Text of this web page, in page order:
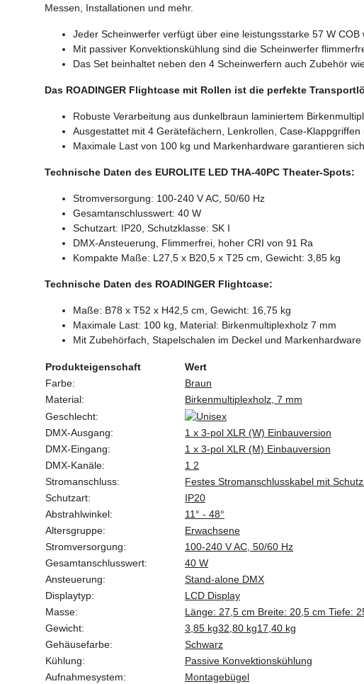
Messen, Installationen und mehr.
Jeder Scheinwerfer verfügt über eine leistungsstarke 57 W
Mit passiver Konvektionskühlung sind die Scheinwerfer
Das Set beinhaltet neben den 4 Scheinwerfern auch Zubehör
Das ROADINGER Flightcase mit Rollen ist die perfekte
Robuste Verarbeitung aus dunkelbraun laminiertem
Ausgestattet mit 4 Gerätefächern, Lenkrollen, Case-
Maximale Last von 100 kg und Markenhardware garantieren
Technische Daten des EUROLITE LED THA-40PC Theater-Spots:
Stromversorgung: 100-240 V AC, 50/60 Hz
Gesamtanschlusswert: 40 W
Schutzart: IP20, Schutzklasse: SK I
DMX-Ansteuerung, Flimmerfrei, hoher CRI von 91 Ra
Kompakte Maße: L27,5 x B20,5 x T25 cm, Gewicht: 3,85 kg
Technische Daten des ROADINGER Flightcase:
Maße: B78 x T52 x H42,5 cm, Gewicht: 16,75 kg
Maximale Last: 100 kg, Material: Birkenmultiplexholz 7 mm
Mit Zubehörfach, Stapelschalen im Deckel und Markenhardware
Produkteigenschaft
Wert
Farbe:
Braun
Material:
Birkenmultiplexholz, 7 mm
Geschlecht:
DMX-Ausgang:
1 x 3-pol XLR (W) Einbauversion
DMX-Eingang:
1 x 3-pol XLR (M) Einbauversion
DMX-Kanäle:
1 2
Stromanschluss:
Festes Stromanschlusskabel mit
Schutzart:
IP20
Abstrahlwinkel:
11° - 48°
Altersgruppe:
Erwachsene
Stromversorgung:
100-240 V AC, 50/60 Hz
Gesamtanschlusswert:
40 W
Ansteuerung:
Stand-alone DMX
Displaytyp:
LCD Display
Masse:
Länge: 27,5 cm Breite: 20,5 cm Tiefe:
Gewicht:
3,85 kg32,80 kg17,40 kg
Gehäusefarbe:
Schwarz
Kühlung:
Passive Konvektionskühlung
Aufnahmesystem:
Montagebügel